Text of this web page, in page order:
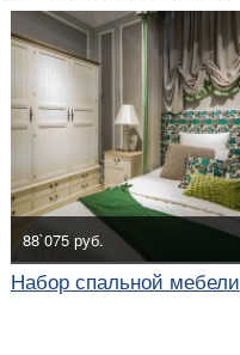
88`075 руб.
Набор спальной мебели